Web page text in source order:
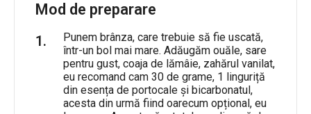
Mod de preparare
Punem brânza, care trebuie să fie uscată,
într-un bol mai mare. Adăugăm ouăle, sare
pentru gust, coaja de lămâie, zahărul vanilat,
eu recomand cam 30 de grame, 1 linguriță
din esența de portocale și bicarbonatul,
acesta din urmă fiind oarecum opțional, eu